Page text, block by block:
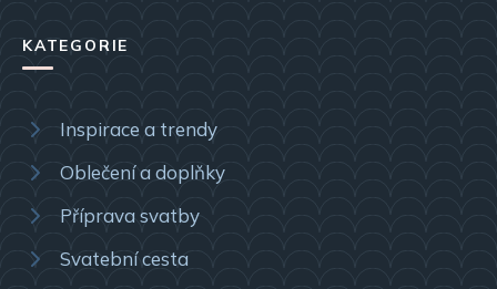
KATEGORIE
Inspirace a trendy
Oblečení a doplňky
Příprava svatby
Svatební cesta